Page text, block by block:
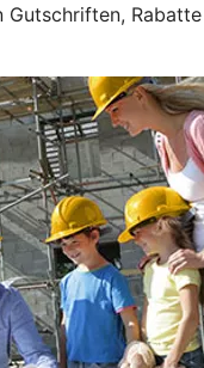
Gutschriften, Rabatte